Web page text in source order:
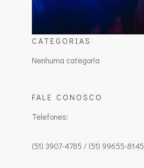
CATEGORIAS
Nenhuma categoria
FALE CONOSCO
Telefones:
(51) 3907-4785 / (51) 99655-8145